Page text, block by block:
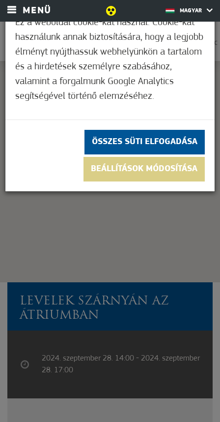
MENÜ MAGYAR
0
36,1°C
This page can't load Google Maps correctly.
Do you own this website? OK
LEVELEK SZÁRNYÁN AZ
ÁTRIUMBAN
2024. szeptember 28. 14:00 - 2024. szeptember
28. 17:00
Ez a weboldal cookie-kat használ. Cookie-kat
használunk annak biztosítására, hogy a legjobb
élményt nyújthassuk webhelyünkön a tartalom
és a hirdetések személyre szabásához,
valamint a forgalmunk Google Analytics
segítségével történő elemzéséhez.
ÖSSZES SÜTI ELFOGADÁSA
BEÁLLÍTÁSOK MÓDOSÍTÁSA